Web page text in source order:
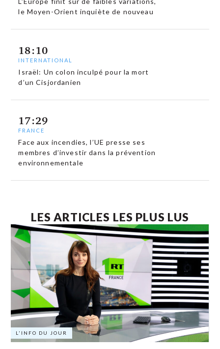
le Moyen-Orient inquiète de nouveau
18:10
INTERNATIONAL
Israël: Un colon inculpé pour la mort
d’un Cisjordanien
17:29
FRANCE
Face aux incendies, l’UE presse ses
membres d’investir dans la prévention
environnementale
LES ARTICLES LES PLUS LUS
L'INFO DU JOUR